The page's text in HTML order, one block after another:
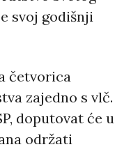
svoj godišnji
četvorica
zajedno s vlč.
doputovat će u
održati